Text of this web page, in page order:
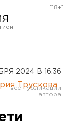
[18+]
2024 В 16:36
Трускова